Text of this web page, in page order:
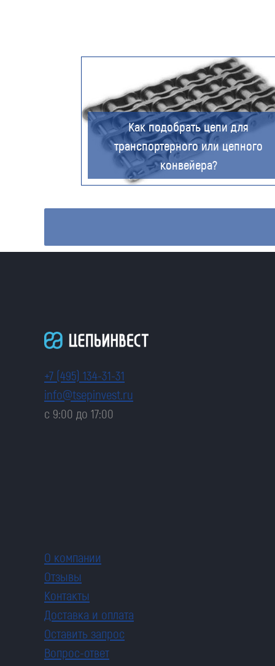
Как подобрать цепи для
транспортерного или цепного
конвейера?
+7 (495) 134-31-31
info@tsepinvest.ru
с 9:00 до 17:00
О компании
Отзывы
Контакты
Доставка и оплата
Оставить запрос
Вопрос-ответ